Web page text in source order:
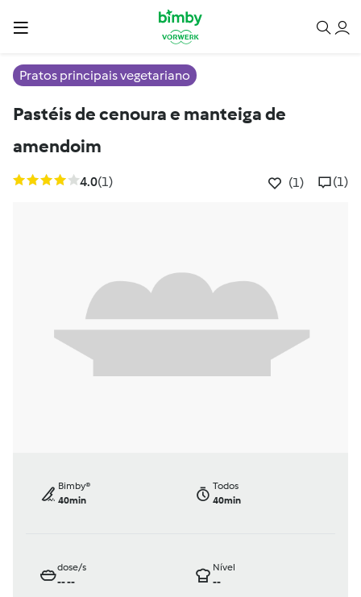
Pratos principais vegetariano
Pastéis de cenoura e manteiga de
amendoim
4.0(1) (1) (1)
Bimby®
40min
Todos
40min
dose/s
----
Nível
--